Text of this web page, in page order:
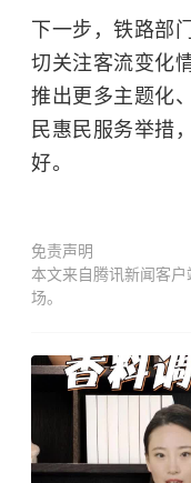
下一步，铁路部
切关注客流变化
推出更多主题化
民惠民服务举措
好。
免责声明
本文来自腾讯新闻客
场。